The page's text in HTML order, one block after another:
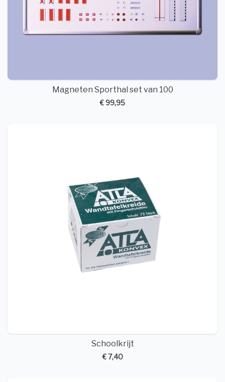
Magneten Sporthal set van 100
€ 99,95
Schoolkrijt
€ 7,40